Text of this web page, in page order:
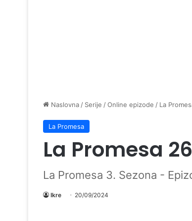
Naslovna / Serije /Online epizode / La
La Promesa
La Promesa
La Promesa 3. Sezona -
Ikre 20/09/2024